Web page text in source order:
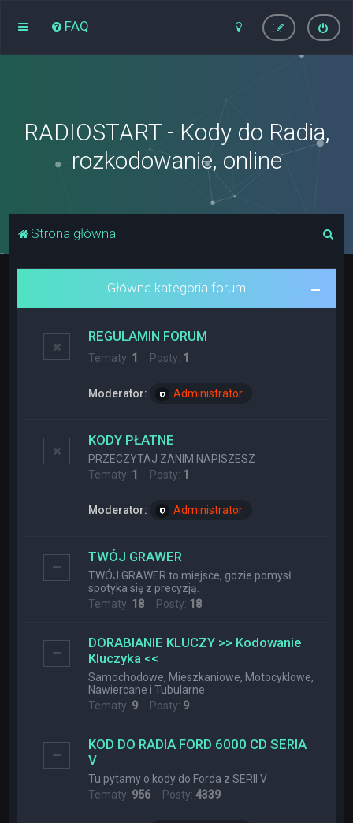
FAQ
RADIOSTART - Kody do Radia,
rozkodowanie, online
Strona główna
Główna kategoria forum
REGULAMIN FORUM
Tematy: 1 Posty: 1
Moderator: Administrator
KODY PŁATNE
PRZECZYTAJ ZANIM NAPISZESZ
Tematy: 1 Posty: 1
Moderator: Administrator
TWÓJ GRAWER
TWÓJ GRAWER to miejsce, gdzie pomysł
spotyka się z precyzją.
Tematy: 18 Posty: 18
DORABIANIE KLUCZY >> Kodowanie
Kluczyka <<
Samochodowe, Mieszkaniowe, Motocyklowe,
Nawiercane i Tubularne.
Tematy: 9 Posty: 9
KOD DO RADIA FORD 6000 CD SERIA
V
Tu pytamy o kody do Forda z SERII V
Tematy: 956 Posty:4339